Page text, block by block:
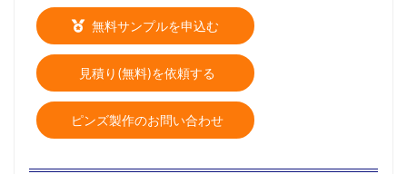
無料サンプルを申込む
見積り(無料)を依頼する
ピンズ製作のお問い合わせ